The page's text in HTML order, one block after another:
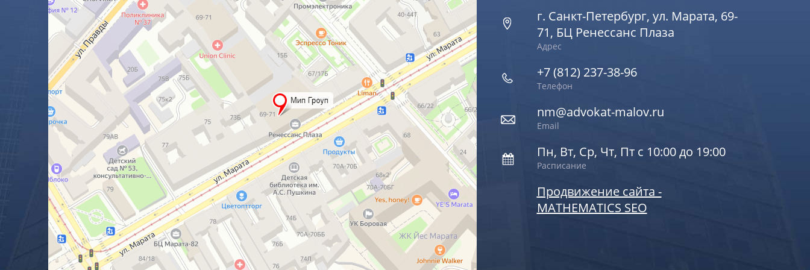
г. Санкт-Петербург, ул. Марата, 69-
71, БЦ Ренессанс Плаза
Адрес
+7 (812) 237-38-96
Телефон
nm@advokat-malov.ru
Email
Пн, Вт, Ср, Чт, Пт с 10:00 до 19:00
Расписание
Продвижение сайта -
MATHEMATICS SEO